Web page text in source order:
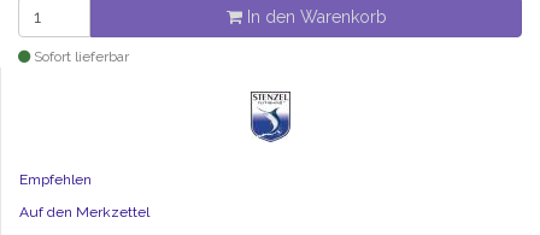
In den Warenkorb
Sofort lieferbar
Empfehlen
Auf den Merkzettel